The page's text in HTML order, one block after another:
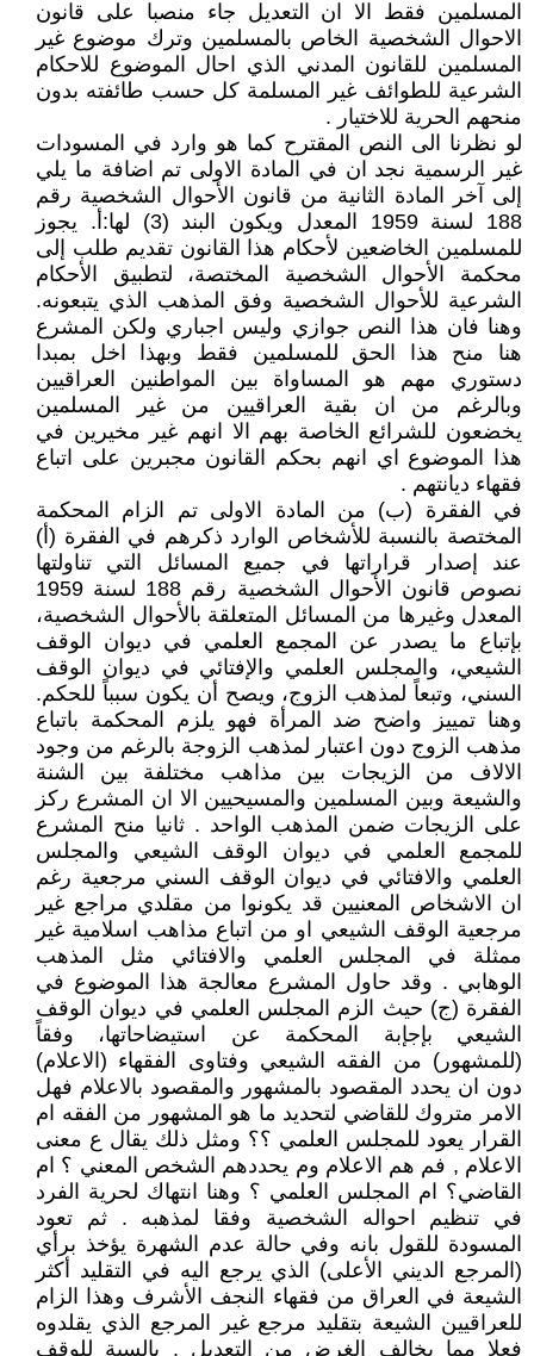
المسلمين فقط الا ان التعديل جاء منصبا على قانون
الاحوال الشخصية الخاص بالمسلمين وترك موضوع غير
المسلمين للقانون المدني الذي احال الموضوع للاحكام
الشرعية للطوائف غير المسلمة كل حسب طائفته بدون
منحهم الحرية للاختيار .
لو نظرنا الى النص المقترح كما هو وارد في المسودات
غير الرسمية نجد ان في المادة الاولى تم اضافة ما يلي
إلى آخر المادة الثانية من قانون الأحوال الشخصية رقم
188 لسنة 1959 المعدل ويكون البند (3) لها:أ. يجوز
للمسلمين الخاضعين لأحكام هذا القانون تقديم طلب إلى
محكمة الأحوال الشخصية المختصة، لتطبيق الأحكام
الشرعية للأحوال الشخصية وفق المذهب الذي يتبعونه.
وهنا فان هذا النص جوازي وليس اجباري ولكن المشرع
هنا منح هذا الحق للمسلمين فقط وبهذا اخل بمبدا
دستوري مهم هو المساواة بين المواطنين العراقيين
وبالرغم من ان بقية العراقيين من غير المسلمين
يخضعون للشرائع الخاصة بهم الا انهم غير مخيرين في
هذا الموضوع اي انهم بحكم القانون مجبرين على اتباع
فقهاء ديانتهم .
في الفقرة (ب) من المادة الاولى تم الزام المحكمة
المختصة بالنسبة للأشخاص الوارد ذكرهم في الفقرة (أ)
عند إصدار قراراتها في جميع المسائل التي تناولتها
نصوص قانون الأحوال الشخصية رقم 188 لسنة 1959
المعدل وغيرها من المسائل المتعلقة بالأحوال الشخصية،
بإتباع ما يصدر عن المجمع العلمي في ديوان الوقف
الشيعي، والمجلس العلمي والإفتائي في ديوان الوقف
السني، وتبعاً لمذهب الزوج، ويصح أن يكون سبباً للحكم.
وهنا تمييز واضح ضد المرأة فهو يلزم المحكمة باتباع
مذهب الزوج دون اعتبار لمذهب الزوجة بالرغم من وجود
الالاف من الزيجات بين مذاهب مختلفة بين الشنة
والشيعة وبين المسلمين والمسيحيين الا ان المشرع ركز
على الزيجات ضمن المذهب الواحد . ثانيا منح المشرع
للمجمع العلمي في ديوان الوقف الشيعي والمجلس
العلمي والافتائي في ديوان الوقف السني مرجعية رغم
ان الاشخاص المعنيين قد يكونوا من مقلدي مراجع غير
مرجعية الوقف الشيعي او من اتباع مذاهب اسلامية غير
ممثلة في المجلس العلمي والافتائي مثل المذهب
الوهابي . وقد حاول المشرع معالجة هذا الموضوع في
الفقرة (ج) حيث الزم المجلس العلمي في ديوان الوقف
الشيعي بإجإبة المحكمة عن استيضاحاتها، وفقاً
(للمشهور) من الفقه الشيعي وفتاوى الفقهاء (الاعلام)
دون ان يحدد المقصود بالمشهور والمقصود بالاعلام فهل
الامر متروك للقاضي لتحديد ما هو المشهور من الفقه ام
القرار يعود للمجلس العلمي ؟؟ ومثل ذلك يقال ع معنى
الاعلام , فم هم الاعلام وم يحددهم الشخص المعني ؟ ام
القاضي؟ ام المجلس العلمي ؟ وهنا انتهاك لحرية الفرد
في تنظيم احواله الشخصية وفقا لمذهبه . ثم تعود
المسودة للقول بانه وفي حالة عدم الشهرة يؤخذ برأي
(المرجع الديني الأعلى) الذي يرجع اليه في التقليد أكثر
الشيعة في العراق من فقهاء النجف الأشرف وهذا الزام
للعراقيين الشيعة بتقليد مرجع غير المرجع الذي يقلدوه
فعلا مما يخالف الغرض من التعديل . بالسبة للوقف